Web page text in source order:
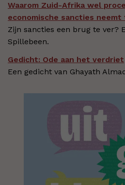
Waarom Zuid-Afrika wel
economische sancties
Zijn sancties een brug te ver?
Spillebeen.
Gedicht: Ode aan het verdriet
Een gedicht van Ghayath